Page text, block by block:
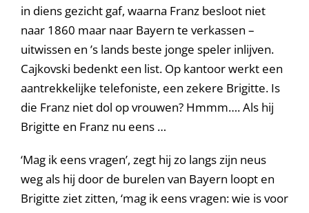
in diens gezicht gaf, waarna Franz besloot niet
naar 1860 maar naar Bayern te verkassen –
uitwissen en ’s lands beste jonge speler inlijven.
Cajkovski bedenkt een list. Op kantoor werkt een
aantrekkelijke telefoniste, een zekere Brigitte. Is
die Franz niet dol op vrouwen? Hmmm…. Als hij
Brigitte en Franz nu eens …
‘Mag ik eens vragen’, zegt hij zo langs zijn neus
weg als hij door de burelen van Bayern loopt en
Brigitte ziet zitten, ‘mag ik eens vragen: wie is voor